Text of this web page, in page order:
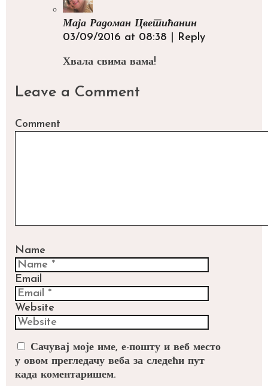
Маја Радоман Цветићанин
03/09/2016 at 08:38
Reply
Хвала свима вама!
Leave a Comment
Comment
Name
Email
Website
Сачувај моје име, е-пошту и веб место
у овом прегледачу веба за следећи пут
када коментаришем.